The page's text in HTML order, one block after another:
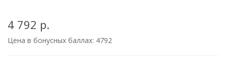
4 792 р.
Цена в бонусных баллах: 4792